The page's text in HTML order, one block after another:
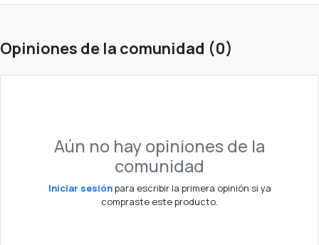
Opiniones de la comunidad (0)
Aún no hay opiniones de la
comunidad
Iniciar sesiónpara escribir la primera opinión si ya
compraste este producto.